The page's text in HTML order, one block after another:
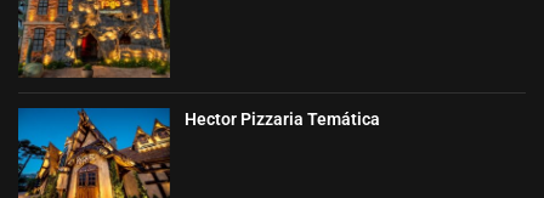
Hector Pizzaria Temática